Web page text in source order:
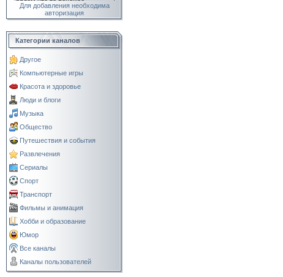
Для добавления необходима
авторизация
Категории каналов
Другое
Компьютерные игры
Красота и здоровье
Люди и блоги
Музыка
Общество
Путешествия и события
Развлечения
Сериалы
Спорт
Транспорт
Фильмы и анимация
Хобби и образование
Юмор
Все каналы
Каналы пользователей